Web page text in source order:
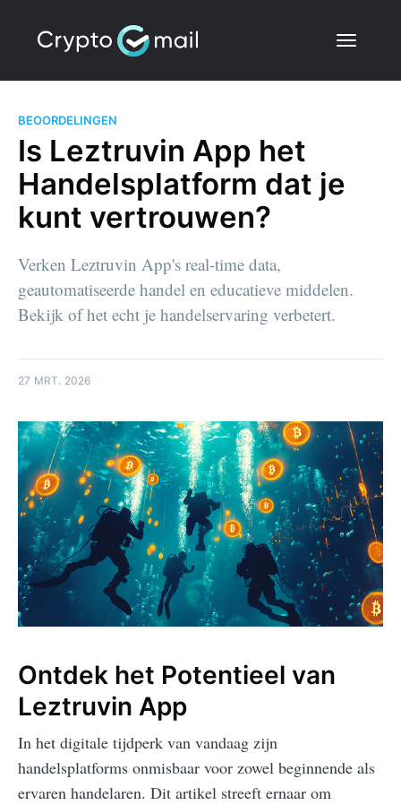
BEOORDELINGEN
Is Leztruvin App het
Handelsplatform dat je
kunt vertrouwen?
Verken Leztruvin App's real-time data,
geautomatiseerde handel en educatieve middelen.
Bekijk of het echt je handelservaring verbetert.
27 MRT. 2026
Ontdek het Potentieel van
Leztruvin App
In het digitale tijdperk van vandaag zijn
handelsplatforms onmisbaar voor zowel beginnende als
ervaren handelaren. Dit artikel streeft ernaar om